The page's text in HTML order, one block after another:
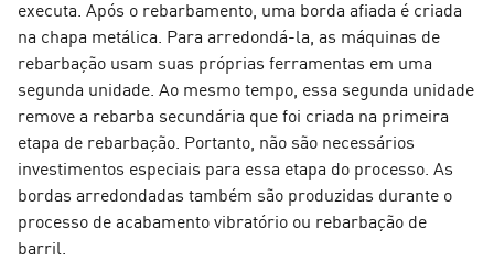
executa. Após o rebarbamento, uma borda afiada é criada
na chapa metálica. Para arredondá-la, as máquinas de
rebarbação usam suas próprias ferramentas em uma
segunda unidade. Ao mesmo tempo, essa segunda unidade
remove a rebarba secundária que foi criada na primeira
etapa de rebarbação. Portanto, não são necessários
investimentos especiais para essa etapa do processo. As
bordas arredondadas também são produzidas durante o
processo de acabamento vibratório ou rebarbação de
barril.